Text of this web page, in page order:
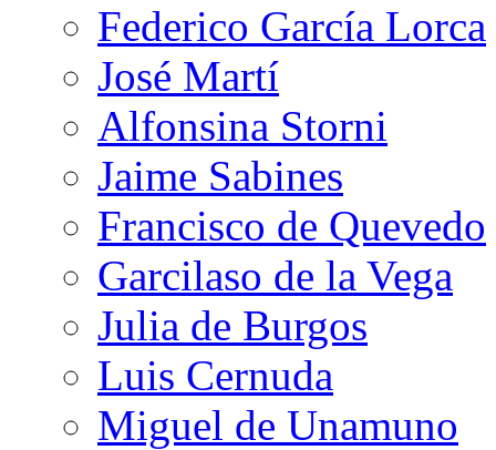
Federico García Lorca
José Martí
Alfonsina Storni
Jaime Sabines
Francisco de Quevedo
Garcilaso de la Vega
Julia de Burgos
Luis Cernuda
Miguel de Unamuno